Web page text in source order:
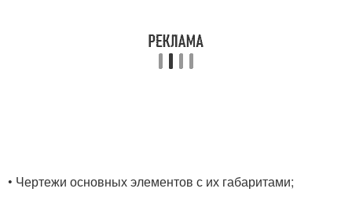
• Чертежи основных элементов с их габаритами;